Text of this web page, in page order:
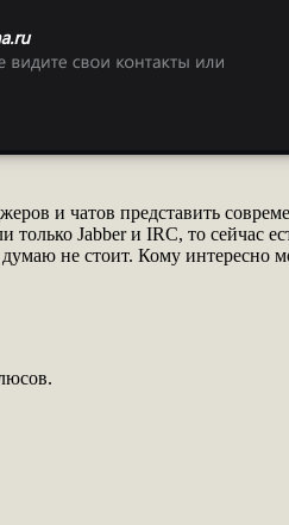
и чатов представить
Jabber и IRC, то сейчас
не стоит. Кому интересно